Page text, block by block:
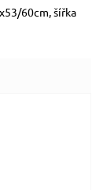
60cm, šířka